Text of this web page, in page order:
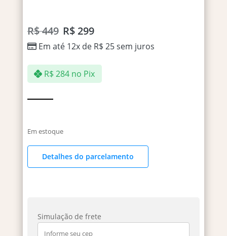
R$449 R$299
Em até 12x de R$ 25sem juros
R$ 284 no Pix
Em estoque
Detalhes do parcelamento
Simulação de frete